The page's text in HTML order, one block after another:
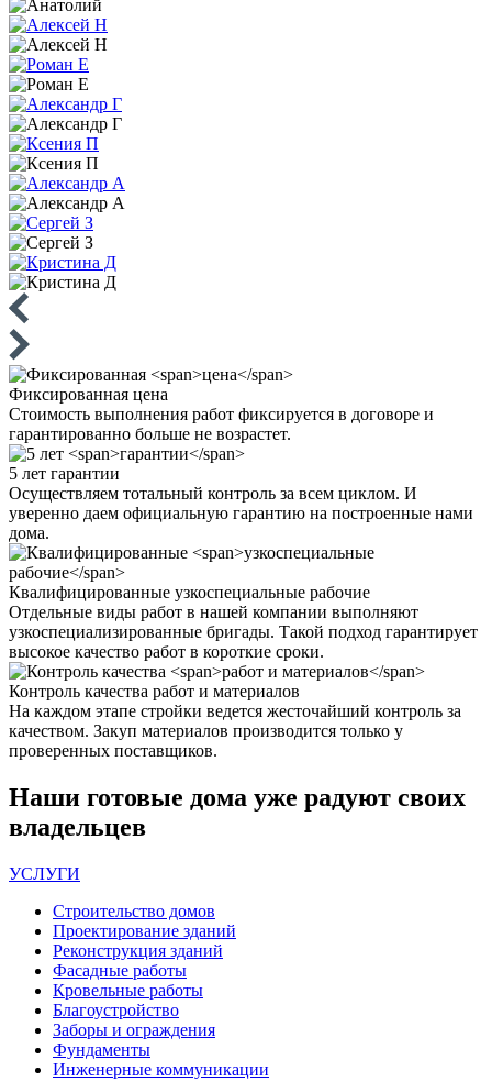
Фиксированная цена
Стоимость выполнения работ фиксируется в договоре и
гарантированно больше не возрастет.
5 лет гарантии
Осуществляем тотальный контроль за всем циклом. И
уверенно даем официальную гарантию на построенные нами
дома.
Квалифицированные узкоспециальные рабочие
Отдельные виды работ в нашей компании выполняют
узкоспециализированные бригады. Такой подход гарантирует
высокое качество работ в короткие сроки.
Контроль качества работ и материалов
На каждом этапе стройки ведется жесточайший контроль за
качеством. Закуп материалов производится только у
проверенных поставщиков.
Наши готовые дома уже радуют своих
владельцев
УСЛУГИ
Строительство домов
Проектирование зданий
Реконструкция зданий
Фасадные работы
Кровельные работы
Благоустройство
Заборы и ограждения
Фундаменты
Инженерные коммуникации